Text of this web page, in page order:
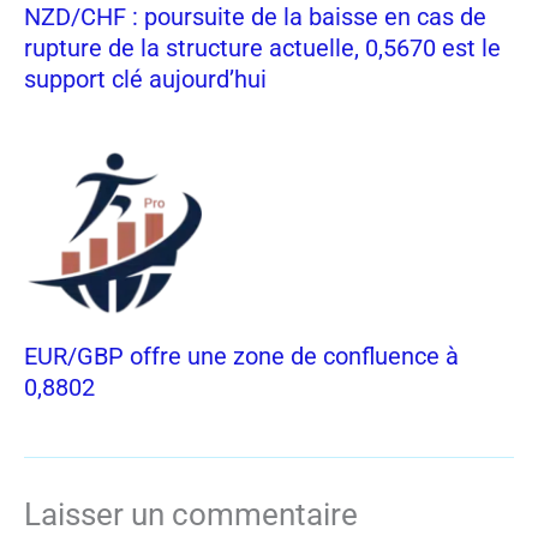
NZD/CHF : poursuite de la baisse en cas de
rupture de la structure actuelle, 0,5670 est le
support clé aujourd’hui
EUR/GBP offre une zone de confluence à
0,8802
Laisser un commentaire